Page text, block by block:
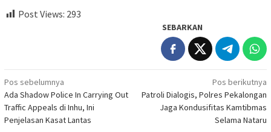
Post Views: 293
SEBARKAN
Navigasi
pos
Pos sebelumnya
Ada Shadow Police In Carrying Out
Traffic Appeals di Inhu, Ini
Penjelasan Kasat Lantas
Pos berikutnya
Patroli Dialogis, Polres Pekalongan
Jaga Kondusifitas Kamtibmas
Selama Nataru